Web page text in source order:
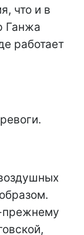
что и в
Ганжа
работает
прежнему